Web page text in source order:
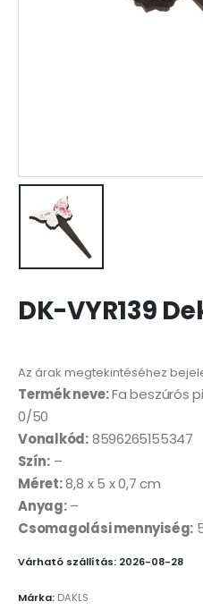
DK-VYR139
Az árak megtekintéséhez
Termék neve:Fa beszúrós
0/50
Vonalkód:8596265155347
Szín:–
Méret:8,8 x 5 x 0,7 cm
Anyag:–
Csomagolási mennyiség:
Várható szállítás: 2026-08-28
Márka: DAKLS